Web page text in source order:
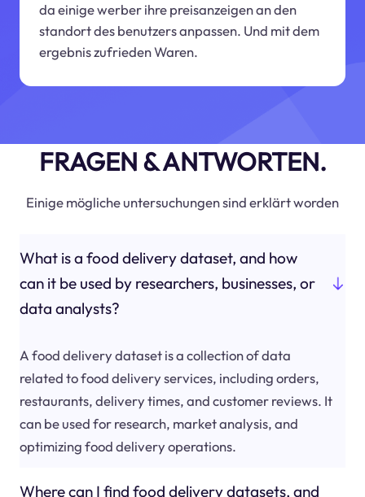
da einige werber ihre preisanzeigen an den
standort des benutzers anpassen. Und mit dem
ergebnis zufrieden Waren.
FRAGEN & ANTWORTEN.
Einige mögliche untersuchungen sind erklärt worden
What is a food delivery dataset, and how
can it be used by researchers, businesses, or
data analysts?
A food delivery dataset is a collection of data
related to food delivery services, including orders,
restaurants, delivery times, and customer reviews. It
can be used for research, market analysis, and
optimizing food delivery operations.
Where can I find food delivery datasets, and